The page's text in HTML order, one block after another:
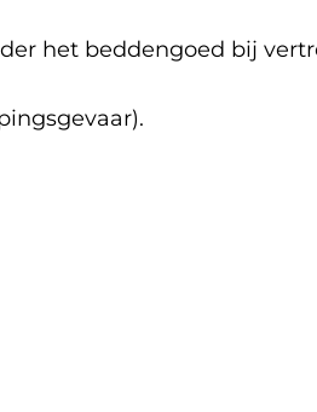
het beddengoed bij